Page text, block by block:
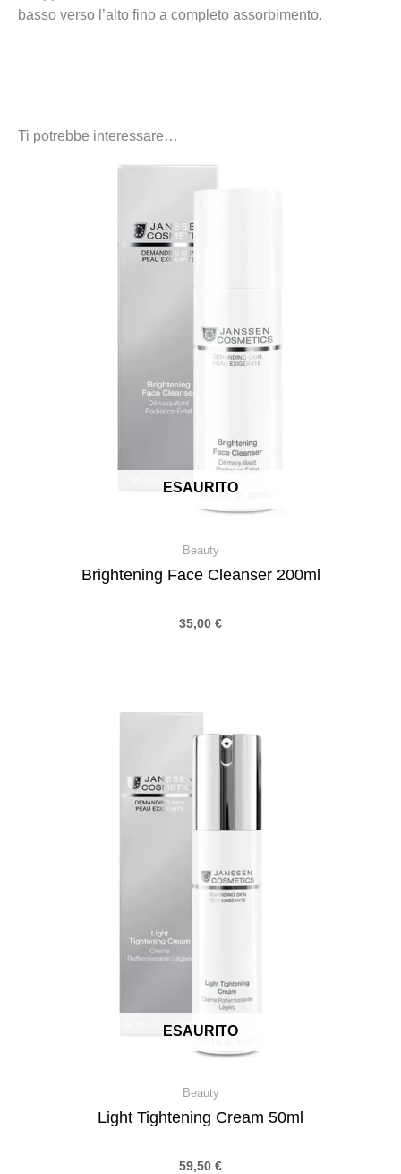
basso verso l’alto fino a completo assorbimento.
Ti potrebbe interessare…
ESAURITO
Beauty
Brightening Face Cleanser 200ml
35,00 €
ESAURITO
Beauty
Light Tightening Cream 50ml
59,50 €